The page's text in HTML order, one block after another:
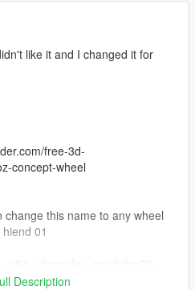
like it and I changed it for
free-3d-
concept-wheel
this name to any wheel
01
- vehiclemods - wheels-mods
Description